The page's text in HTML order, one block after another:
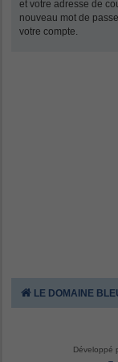
et votre adresse de
nouveau mot de
votre compte.
LE DOMAINE
Développé